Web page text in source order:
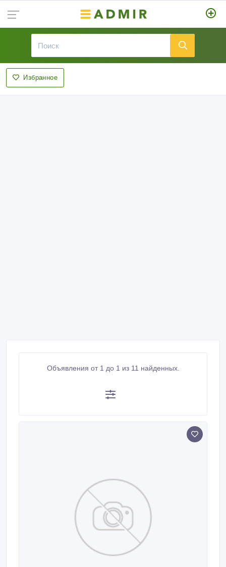
Избранное
Объявления от 1 до 1 из 11 найденных.